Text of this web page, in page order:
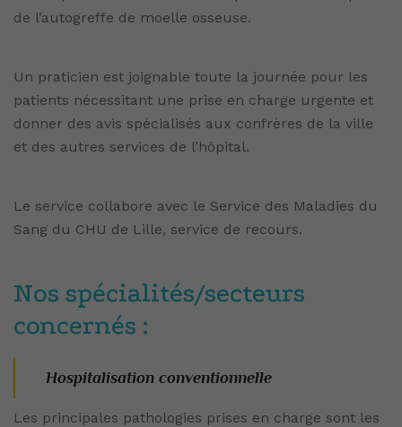
de l’autogreffe de moelle osseuse.
Un praticien est joignable toute la journée pour les
patients nécessitant une prise en charge urgente et
donner des avis spécialisés aux confrères de la ville
et des autres services de l’hôpital.
Le service collabore avec le Service des Maladies du
Sang du CHU de Lille, service de recours.
Nos spécialités/secteurs
concernés :
Hospitalisation conventionnelle
Les principales pathologies prises en charge sont les